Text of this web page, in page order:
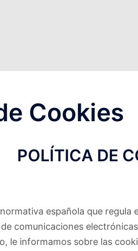
Cookies
POLÍTICA DE
española que regula
comunicaciones
le informamos sobre las